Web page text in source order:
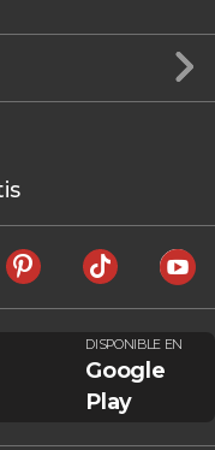
DISPONIBLE EN
Google
Play